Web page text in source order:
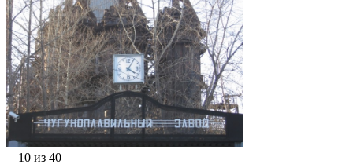
10 из 40